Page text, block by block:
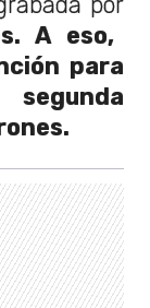
A eso,
para